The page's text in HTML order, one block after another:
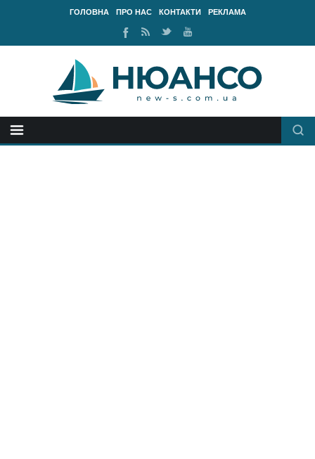
ГОЛОВНА ПРО НАС КОНТАКТИ РЕКЛАМА
Ми
у
RSS
стрічка
Ми
Наш
канал